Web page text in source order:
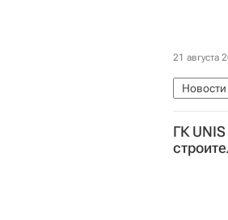
21 августа
ГК